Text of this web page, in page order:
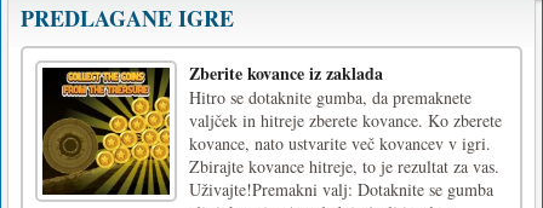
PREDLAGANE IGRE
Zberite kovance iz zaklada
Hitro se dotaknite gumba, da premaknete
valjček in hitreje zberete kovance. Ko zberete
kovance, nato ustvarite več kovancev v igri.
Zbirajte kovance hitreje, to je rezultat za vas.
Uživajte!Premakni valj: Dotaknite se gumba